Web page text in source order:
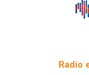
Radio